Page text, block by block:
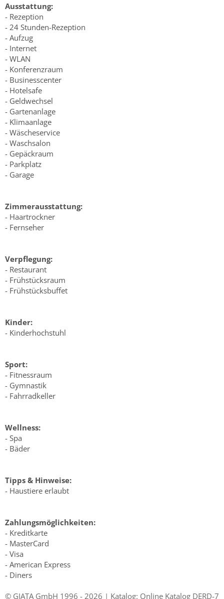
Ausstattung:
- Rezeption
- 24 Stunden-Rezeption
- Aufzug
- Internet
- WLAN
- Konferenzraum
- Businesscenter
- Hotelsafe
- Geldwechsel
- Gartenanlage
- Klimaanlage
- Wäscheservice
- Waschsalon
- Gepäckraum
- Parkplatz
- Garage
Zimmerausstattung:
- Haartrockner
- Fernseher
Verpflegung:
- Restaurant
- Frühstücksraum
- Frühstücksbuffet
Kinder:
- Kinderhochstuhl
Sport:
- Fitnessraum
- Gymnastik
- Fahrradkeller
Wellness:
- Spa
- Bäder
Tipps & Hinweise:
- Haustiere erlaubt
Zahlungsmöglichkeiten:
- Kreditkarte
- MasterCard
- Visa
- American Express
- Diners
© GIATA GmbH 1996 - 2026 | Katalog: Online Katalog DERD-7